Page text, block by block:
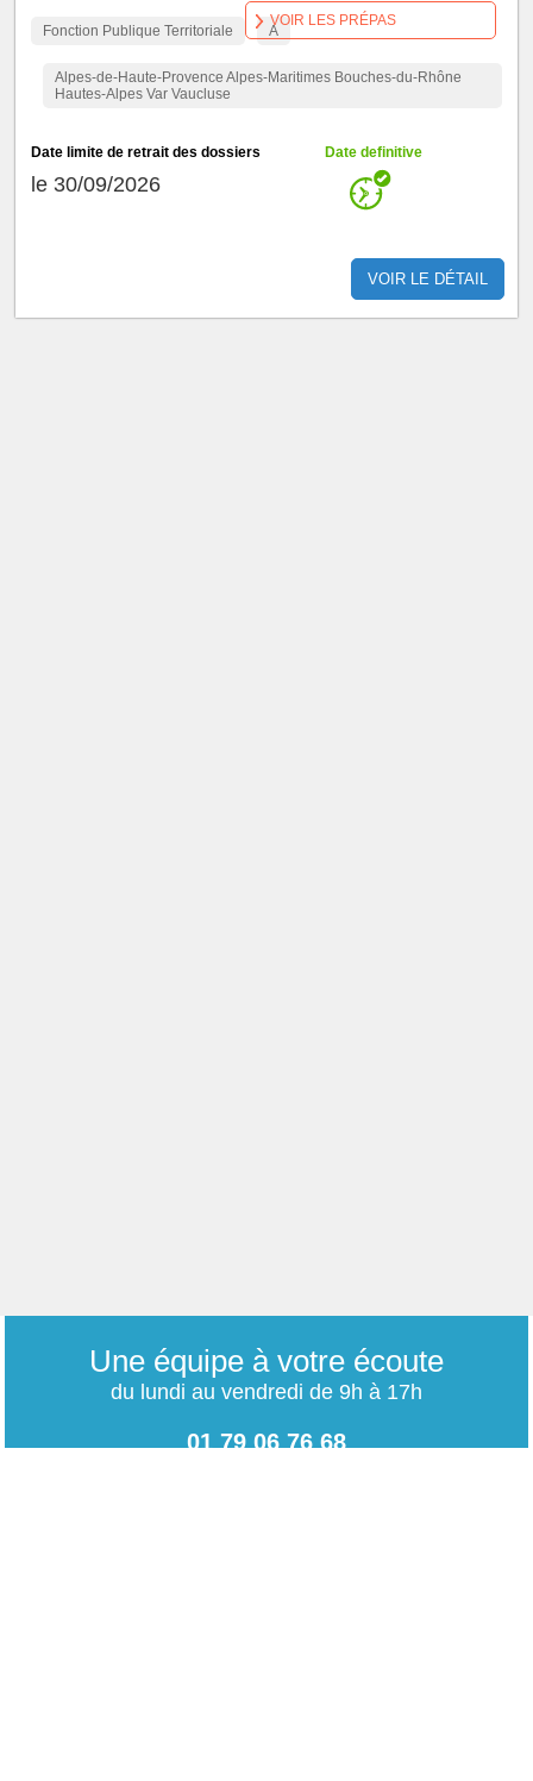
Fonction Publique Territoriale A
Alpes-de-Haute-Provence Alpes-Maritimes Bouches-du-Rhône
Hautes-Alpes Var Vaucluse
Date limite de retrait des dossiers
le 30/09/2026
Date definitive
VOIR LE DÉTAIL
VOIR LES PRÉPAS
Une équipe à votre écoute
du lundi au vendredi de 9h à 17h
01 79 06 76 68